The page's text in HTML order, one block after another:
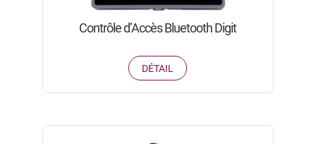
Contrôle d’Accès Bluetooth Digit
DÉTAIL